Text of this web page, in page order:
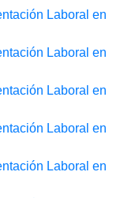
Laboral en
Laboral en
Laboral en
Laboral en
Laboral en